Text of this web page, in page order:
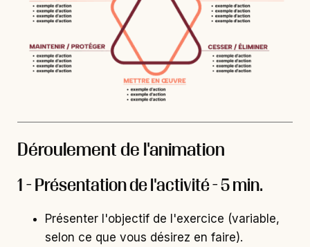
Déroulement de l'animation
1 - Présentation de l'activité - 5 min.
Présenter l'objectif de l'exercice (variable,
selon ce que vous désirez en faire).